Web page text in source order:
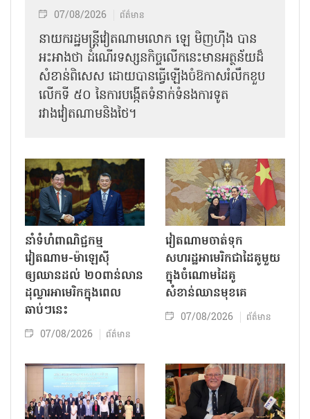
07/08/2026 ព័ត៌មាន
នាយករដ្ឋមន្ត្រីវៀតណាមលោក ឡេ មិញហ៊ឹង បាន
អះអាងថា ដំណើរទស្សនកិច្ចលើកនេះមានអត្ថន័យដ៏
សំខាន់ពិសេស ដោយបានធ្វើឡើងចំឱកាសរំលឹកខួប
លើកទី ៥០ នៃការបង្កើតទំនាក់ទំនងការទូត
រវាងវៀតណាមនិងថៃ។
នាំទំហំពាណិជ្ជកម្ម
វៀតណាម-ម៉ាឡេស៊ី
ឲ្យឈានដល់ ២០ពាន់លាន
ដុល្លារអាមេរិកក្នុងពេល
ឆាប់ៗនេះ
07/08/2026 ព័ត៌មាន
វៀតណាមចាត់ទុក
សហរដ្ឋអាមេរិកជាដៃគូមួយ
ក្នុងចំណោមដៃគូ
សំខាន់ឈានមុខគេ
07/08/2026 ព័ត៌មាន